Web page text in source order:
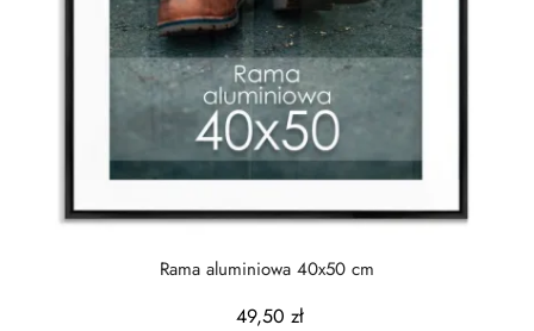
Rama aluminiowa 40x50 cm
49,50 zł